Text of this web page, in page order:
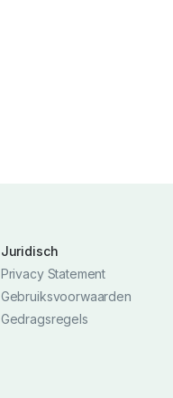
Juridisch
Privacy Statement
Gebruiksvoorwaarden
Gedragsregels